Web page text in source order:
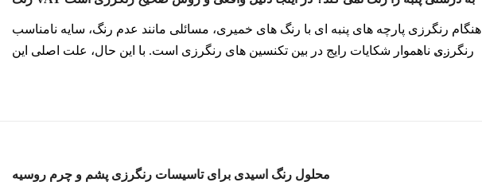
هنگام رنگرزی پارچه های پنبه ای با رنگ های خمیری، مسائلی مانند عدم رنگ، سایه نامناسب
یا رنگرزی ناهموار شکایات رایج در بین تکنسین های رنگرزی است. با این حال، علت اصلی این
محلول رنگ اسیدی برای تاسیسات رنگرزی پشم و چرم روسیه